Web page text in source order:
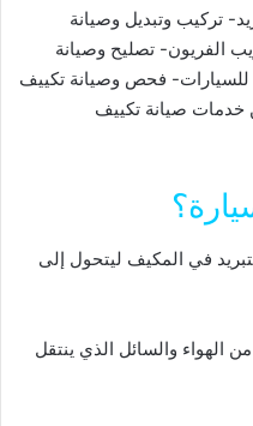
تركيب وتبديل وصيانة
الفريون- تصليح وصيانة
فحص وصيانة تكييف
خدمات صيانة تكييف
في المكيف ليتحول إلى
والسائل الذي ينتقل